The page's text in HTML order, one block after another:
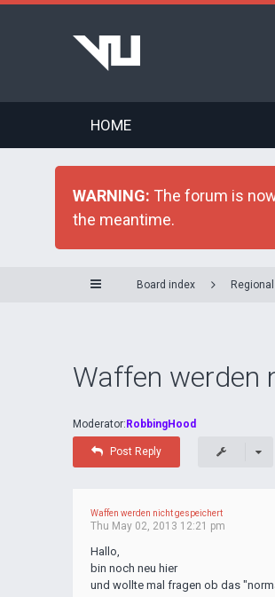
HOME
WARNING: The forum is
the meantime.
Board index
Waffen werden
Moderator: RobbingHood
Post Reply
Waffen werden nicht gespeichert
Thu May 02, 2013 12:21 pm
Hallo,
bin noch neu hier
und wollte mal fragen ob das